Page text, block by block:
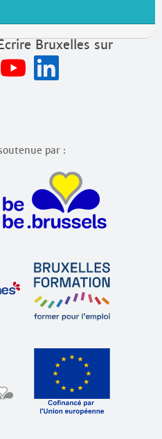
Bruxelles sur
par :